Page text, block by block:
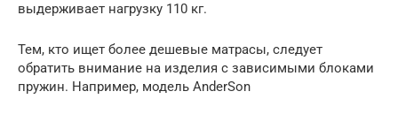
выдерживает нагрузку 110 кг.
Тем, кто ищет более дешевые матрасы, следует
обратить внимание на изделия с зависимыми блоками
пружин. Например, модель AnderSon